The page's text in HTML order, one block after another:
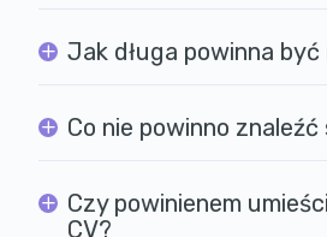
Jak długa powinna być
Co nie powinno znaleźć
Czy powinienem
CV?